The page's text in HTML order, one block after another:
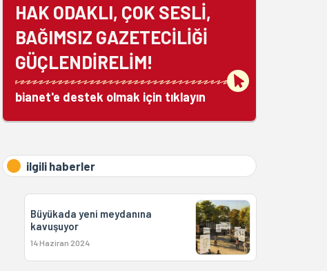
HAK ODAKLI, ÇOK SESLİ,
BAĞIMSIZ GAZETECİLİĞİ
GÜÇLENDİRELİM!
bianet'e destek olmak için tıklayın
ilgili haberler
Büyükada yeni meydanına
kavuşuyor
14 Haziran 2024